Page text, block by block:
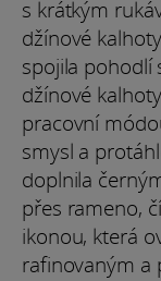
s krátkým
džínové
spojila pohodlí
džínové
pracovní
smysl a
doplnila
přes rameno,
ikonou, která
rafinovaným a